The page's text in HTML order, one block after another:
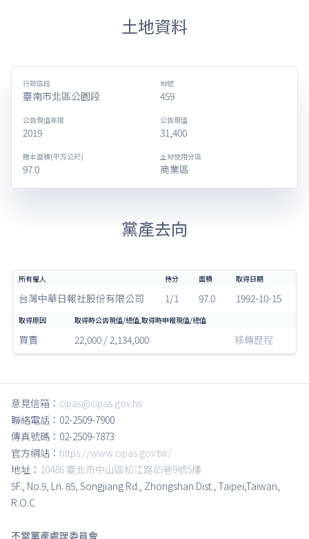
土地資料
行政區段
臺南市北區公園段
地號
459
公告現值年度
2019
公告現值
31,400
謄本面積(平方公尺)
97.0
土地使用分區
商業區
黨產去向
台灣中華日報社股份有限公司 1/1 97.0 1992-10-15
買賣 22,000 / 2,134,000 移轉歷程
意見信箱： cipas@cipas.gov.tw
聯絡電話：02-2509-7900
傳真號碼：02-2509-7873
官方網站： https://www.cipas.gov.tw/
地址： 10486 臺北市中山區松江路85巷9號5樓
5F., No.9, Ln. 85, Songjiang Rd., Zhongshan Dist., Taipei,Taiwan,
R.O.C
不當黨產處理委員會